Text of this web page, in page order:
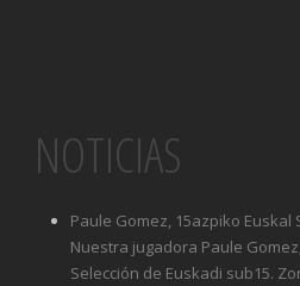
NOTICIAS
Paule Gomez, 15azpiko
Nuestra jugadora Paule
Selección de Euskadi sub15.